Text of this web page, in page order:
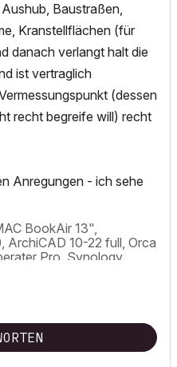
Baustraßen,
Kranstellflächen (für
danach verlangt halt die
ist vertraglich
(dessen
recht begreife will) recht
Anregungen - ich sehe
BookAir 13",
ArchiCAD 10-22 full, Orca
Pro, Synology